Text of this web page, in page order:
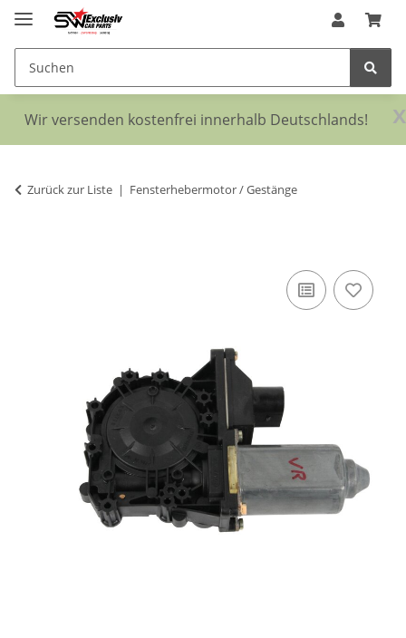
x
Wir versenden kostenfrei innerhalb Deutschlands!
Zurück zur Liste Fensterhebermotor / Gestänge